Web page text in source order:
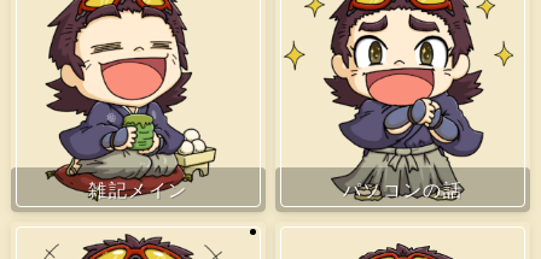
雑記メイン パソコンの話